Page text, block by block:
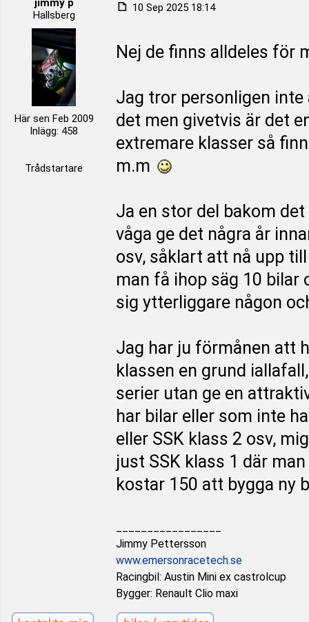
jimmy p
Hallsberg
Här sen Feb 2009
Inlägg: 458
Trådstartare
10 Sep 2025 18:14
Nej de finns alldeles för
Jag tror personligen
det men givetvis är det
extremare klasser så
m.m
Ja en stor del bakom
våga ge det några år
osv, såklart att nå upp
man få ihop säg 10 bilar
sig ytterliggare någon
Jag har ju förmånen att
klassen en grund
serier utan ge en
har bilar eller som inte
eller SSK klass 2 osv,
just SSK klass 1 där
kostar 150 att bygga ny
Jimmy Pettersson
www.emersonracetech.se
Racingbil: Austin Mini ex castrolcup
Bygger: Renault Clio maxi